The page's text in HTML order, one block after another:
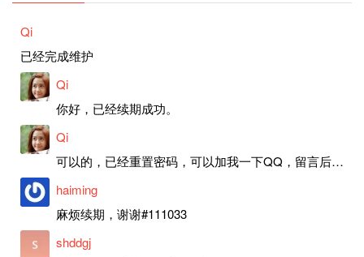
Qi
已经完成维护
Qi
你好，已经续期成功。
Qi
可以的，已经重置密码，可以加我一下QQ，留言后我就发密码给你。
haiming
麻烦续期，谢谢#111033
shddgj